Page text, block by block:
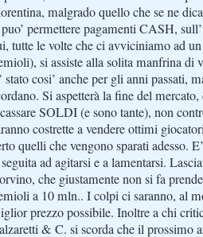
malgrado quello che se ne
permettere pagamenti CASH,
tutte le volte che ci avviciniamo ad
si assiste alla solita manfrina di
stato cosi’ anche per gli anni passati,
Si aspetterà la fine del
SOLDI (e sono tante), non
costrette a vendere ottimi
quelli che vengono sparati adesso.
ad agitarsi e a lamentarsi.
che giustamente non si fa
a 10 mln.. I colpi ci saranno, al
prezzo possibile. Inoltre a chi
& C. si scorda che il prossimo